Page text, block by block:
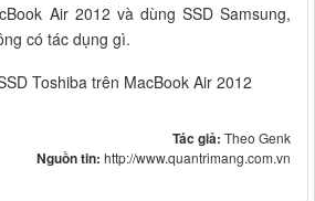
Air 2012 và dùng SSD Samsung,
có tác dụng gì.
Tác giả: Theo Genk
Nguồn tin: http://www.quantrimang.com.vn